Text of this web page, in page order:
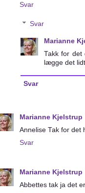
Svar
Svar
Marianne
Takk for
lægge det
Svar
Marianne Kjelstrup
Annelise Tak for det
Svar
Marianne Kjelstrup
Abbettes tak ja det